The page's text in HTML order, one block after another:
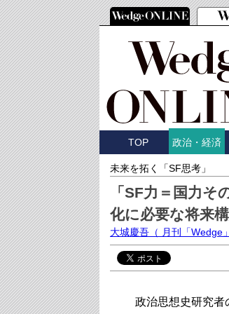
TOP 政治・経済
未来を拓く「SF思考」
「SF力＝国力
化に必要な将来
大城慶吾 （ 月刊「Wedge
政治思想史研究者